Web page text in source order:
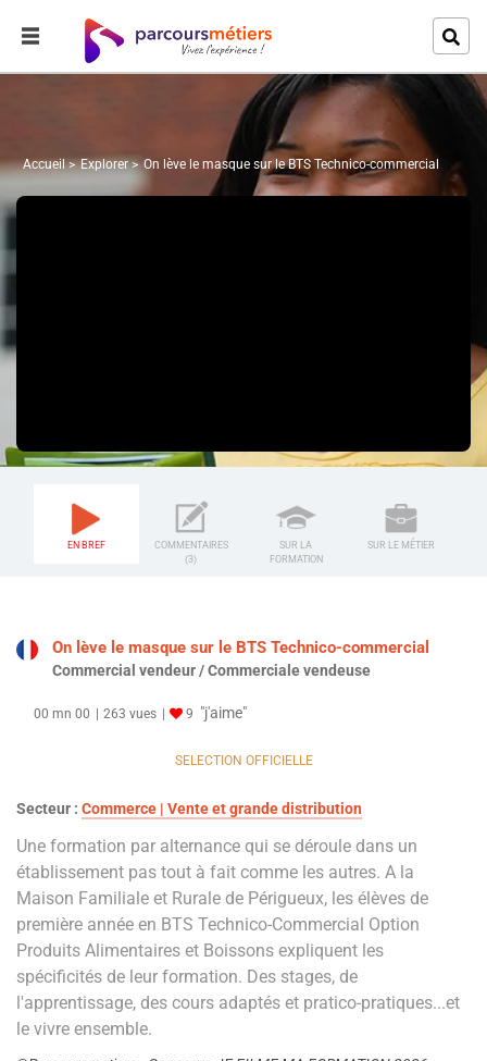
Accueil Explorer On lève le masque sur le BTS Technico-commercial
EN BREF
COMMENTAIRES
(3)
SUR LA
FORMATION
SUR LE MÉTIER
On lève le masque sur le BTS Technico-commercial
Commercial vendeur / Commerciale vendeuse
00 mn 00 263 vues 9 "j'aime"
SELECTION OFFICIELLE
Secteur : Commerce | Vente et grande distribution
Une formation par alternance qui se déroule dans un
établissement pas tout à fait comme les autres. A la
Maison Familiale et Rurale de Périgueux, les élèves de
première année en BTS Technico-Commercial Option
Produits Alimentaires et Boissons expliquent les
spécificités de leur formation. Des stages, de
l'apprentissage, des cours adaptés et pratico-pratiques...et
le vivre ensemble.